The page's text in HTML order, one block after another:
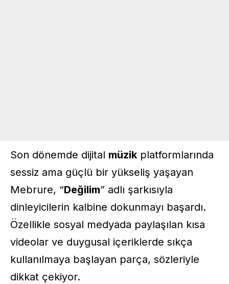
Son dönemde dijital müzik platformlarında
sessiz ama güçlü bir yükseliş yaşayan
Mebrure, “Değilim” adlı şarkısıyla
dinleyicilerin kalbine dokunmayı başardı.
Özellikle sosyal medyada paylaşılan kısa
videolar ve duygusal içeriklerde sıkça
kullanılmaya başlayan parça, sözleriyle
dikkat çekiyor.